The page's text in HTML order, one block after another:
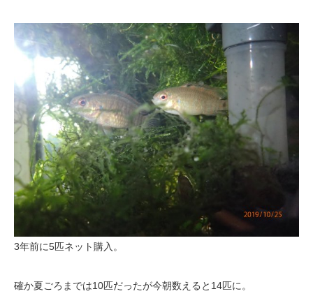
3年前に5匹ネット購入。
確か夏ごろまでは10匹だったが今朝数えると14匹に。